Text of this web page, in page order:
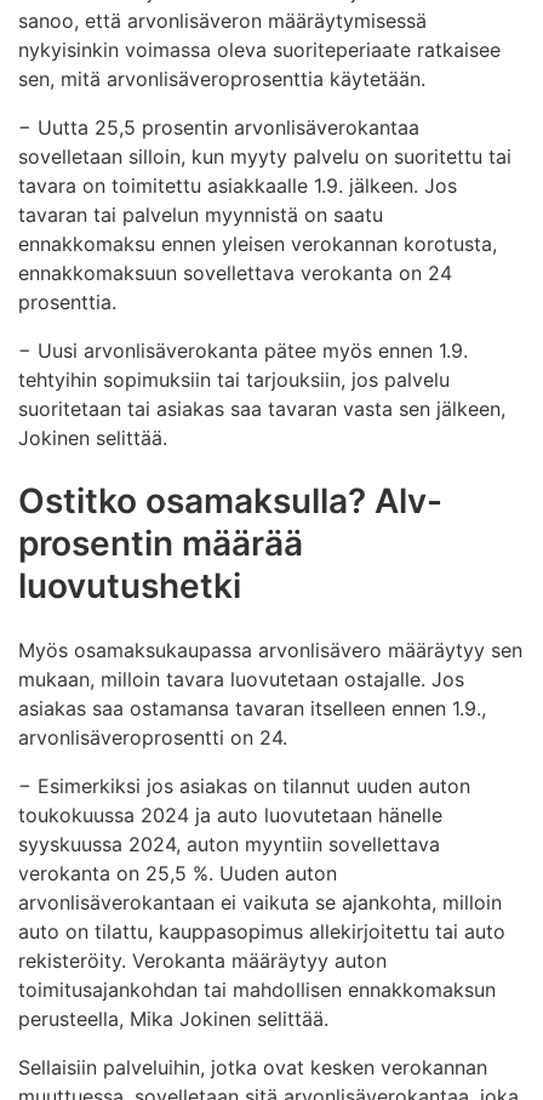
sanoo, että arvonlisäveron määräytymisessä
nykyisinkin voimassa oleva suoriteperiaate ratkaisee
sen, mitä arvonlisäveroprosenttia käytetään.
− Uutta 25,5 prosentin arvonlisäverokantaa
sovelletaan silloin, kun myyty palvelu on suoritettu tai
tavara on toimitettu asiakkaalle 1.9. jälkeen. Jos
tavaran tai palvelun myynnistä on saatu
ennakkomaksu ennen yleisen verokannan korotusta,
ennakkomaksuun sovellettava verokanta on 24
prosenttia.
− Uusi arvonlisäverokanta pätee myös ennen 1.9.
tehtyihin sopimuksiin tai tarjouksiin, jos palvelu
suoritetaan tai asiakas saa tavaran vasta sen jälkeen,
Jokinen selittää.
Ostitko osamaksulla? Alv-
prosentin määrää
luovutushetki
Myös osamaksukaupassa arvonlisävero määräytyy sen
mukaan, milloin tavara luovutetaan ostajalle. Jos
asiakas saa ostamansa tavaran itselleen ennen 1.9.,
arvonlisäveroprosentti on 24.
− Esimerkiksi jos asiakas on tilannut uuden auton
toukokuussa 2024 ja auto luovutetaan hänelle
syyskuussa 2024, auton myyntiin sovellettava
verokanta on 25,5 %. Uuden auton
arvonlisäverokantaan ei vaikuta se ajankohta, milloin
auto on tilattu, kauppasopimus allekirjoitettu tai auto
rekisteröity. Verokanta määräytyy auton
toimitusajankohdan tai mahdollisen ennakkomaksun
perusteella, Mika Jokinen selittää.
Sellaisiin palveluihin, jotka ovat kesken verokannan